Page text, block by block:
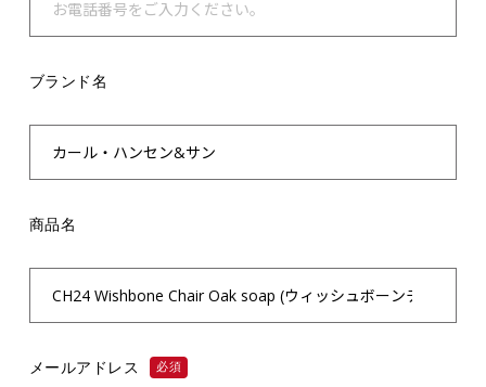
ブランド名
商品名
メールアドレス 必須